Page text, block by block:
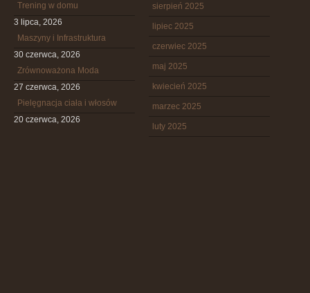
Trening w domu
3 lipca, 2026
Maszyny i Infrastruktura
30 czerwca, 2026
Zrównoważona Moda
27 czerwca, 2026
Pielęgnacja ciała i włosów
20 czerwca, 2026
sierpień 2025
lipiec 2025
czerwiec 2025
maj 2025
kwiecień 2025
marzec 2025
luty 2025